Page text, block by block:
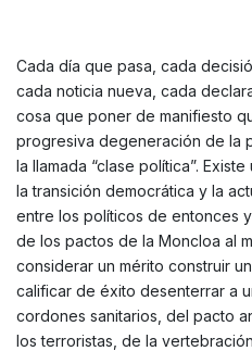
Cada día que pasa, cada
cada noticia nueva, cada
cosa que poner de manifiesto
progresiva degeneración de la
la llamada “clase política”.
la transición democrática y la
entre los políticos de entonces
de los pactos de la Moncloa al
considerar un mérito construir
calificar de éxito desenterrar a
cordones sanitarios, del pacto
los terroristas, de la